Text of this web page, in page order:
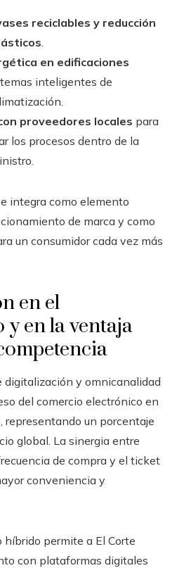
reciclables y reducción
en edificaciones
inteligentes de
proveedores locales para
los procesos dentro de la
integra como elemento
de marca y como
un consumidor cada vez más
en el
y en la ventaja
digitalización y omnicanalidad
del comercio electrónico en
representando un porcentaje
global. La sinergia entre
de compra y el ticket
conveniencia y
híbrido permite a El Corte
con plataformas digitales